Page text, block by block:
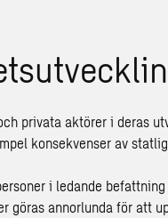
privata aktörer i deras
konsekvenser av
i ledande
göras annorlunda för att